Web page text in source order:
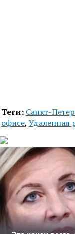
Теги: Санкт-
офисе, Удаленная